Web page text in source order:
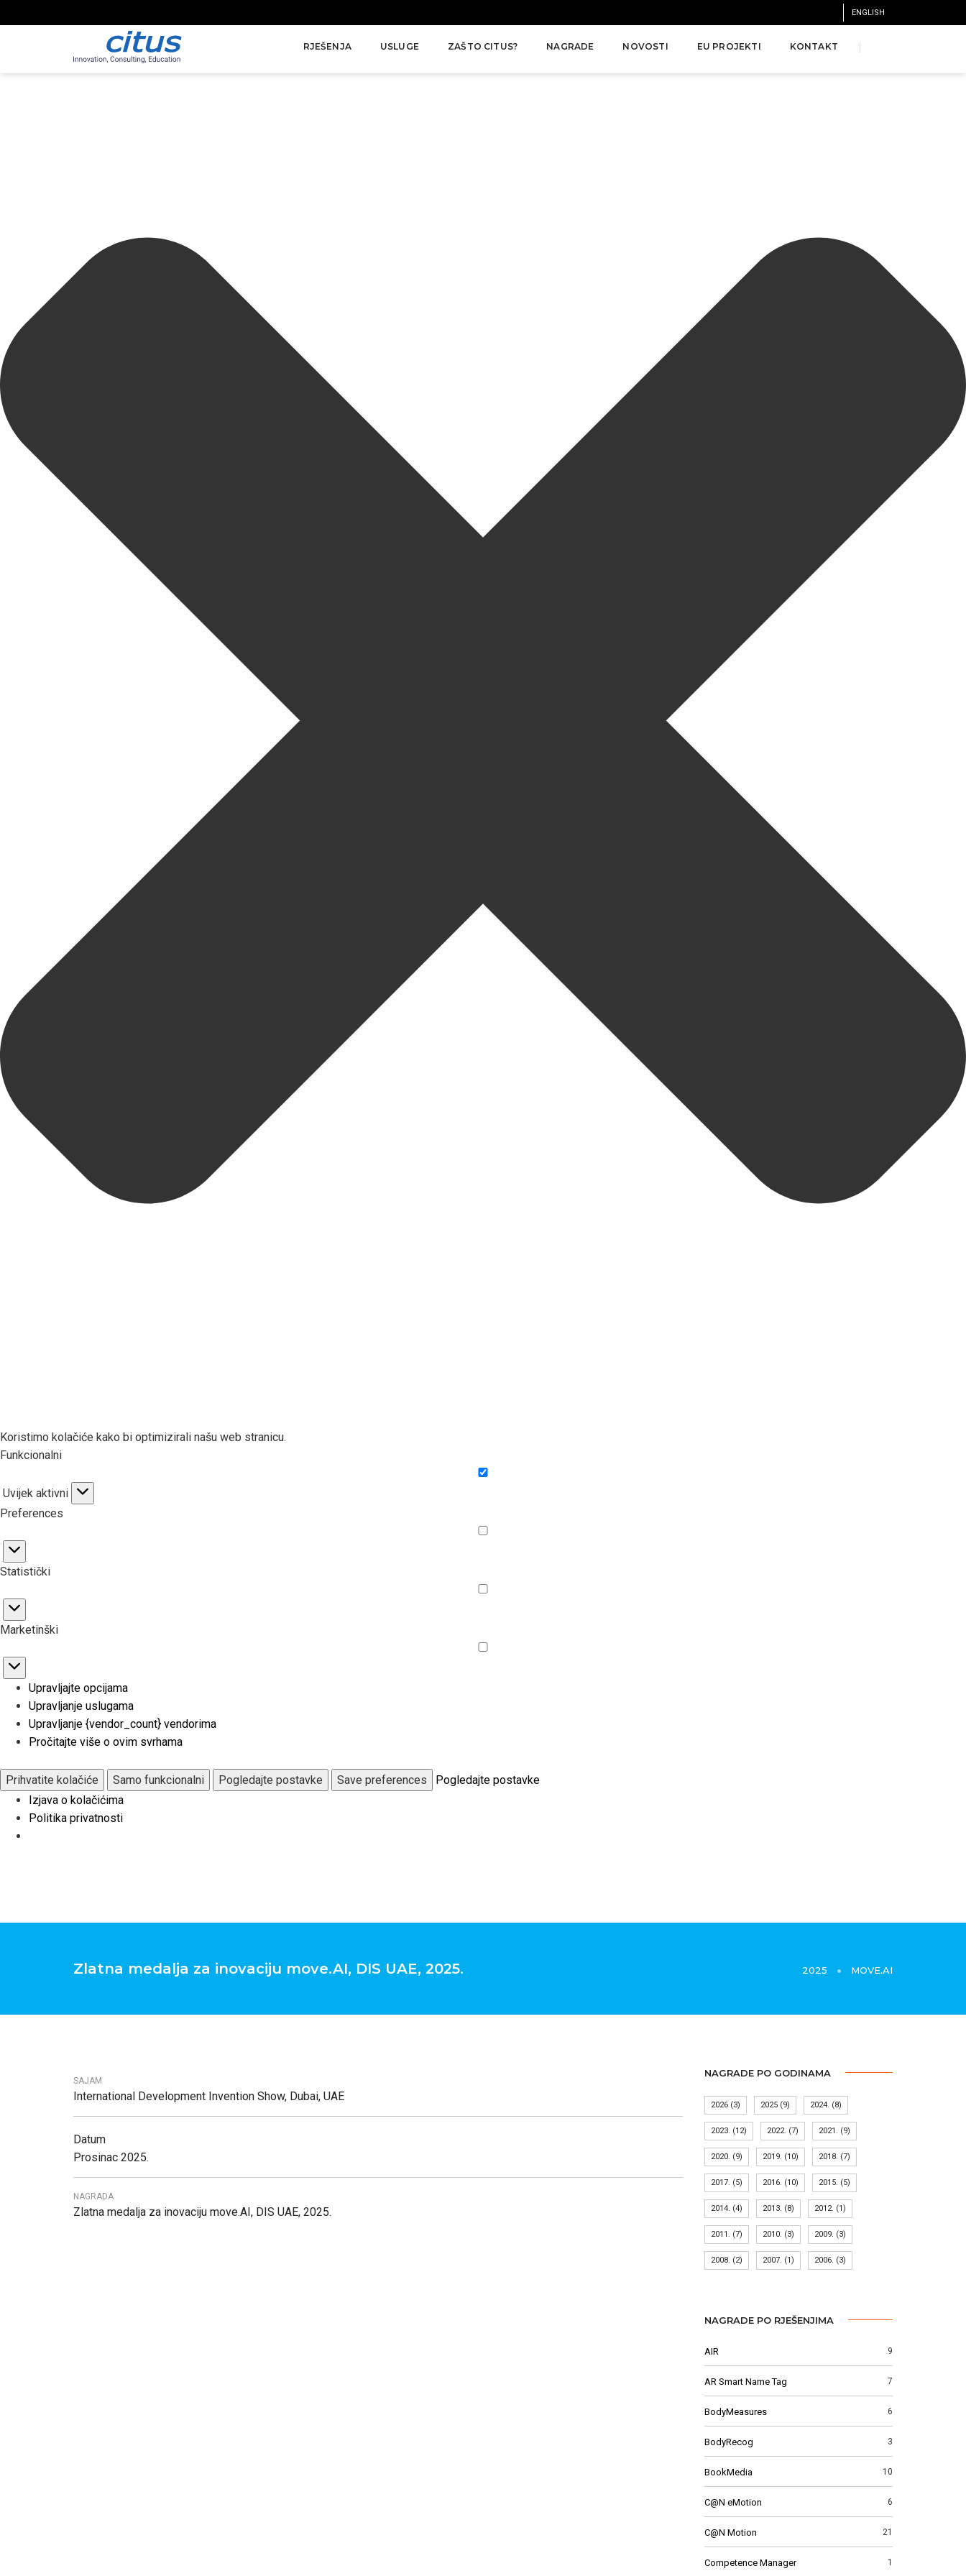
Koristimo kolačiće kako bi optimizirali našu web stranicu.
Funkcionalni
Funkcionalni
Uvijek aktivni
Preferences
Preferences
Statistički
Statistički
Marketinški
Marketinški
Upravljajte opcijama
Upravljanje uslugama
Upravljanje {vendor_count} vendorima
Pročitajte više o ovim svrhama
Prihvatite kolačiće Samo funkcionalni Pogledajte postavke Save preferences
Pogledajte postavke
Izjava o kolačićima
Politika privatnosti
ENGLISH
RJEŠENJA USLUGE ZAŠTO CITUS? NAGRADE NOVOSTI EU PROJEKTI KONTAKT
Zlatna medalja za inovaciju move.AI, DIS UAE, 2025. 2025 MOVE.AI
SAJAM
International Development Invention Show, Dubai, UAE
Datum
Prosinac 2025.
NAGRADA
Zlatna medalja za inovaciju move.AI, DIS UAE, 2025.
NAGRADE PO GODINAMA
2026(3) 2025(9) 2024. (8)
2023. (12) 2022. (7) 2021. (9)
2020. (9) 2019. (10) 2018. (7)
2017. (5) 2016. (10) 2015. (5)
2014. (4) 2013. (8) 2012. (1)
2011. (7) 2010. (3) 2009. (3)
2008. (2) 2007. (1) 2006. (3)
NAGRADE PO RJEŠENJIMA
AIR 9
AR Smart Name Tag 7
BodyMeasures 6
BodyRecog 3
BookMedia 10
C@N eMotion 6
C@N Motion 21
Competence Manager 1